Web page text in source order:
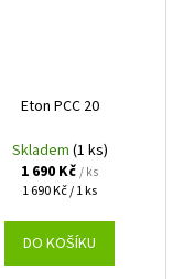
Eton PCC 20
Skladem (1 ks)
1 690 Kč/ ks
Měrná
1 690 Kč / 1 ks
DO KOŠÍKU